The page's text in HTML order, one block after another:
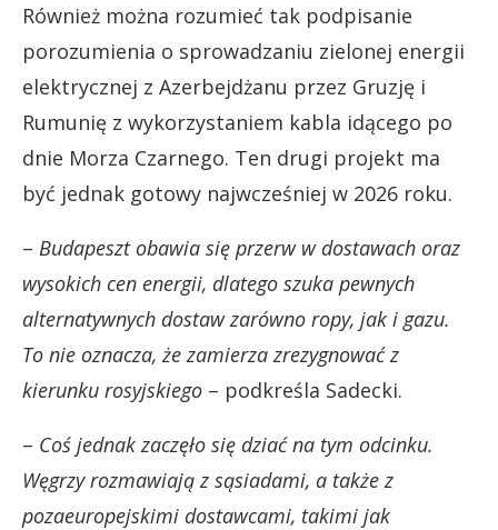
Również można rozumieć tak podpisanie
porozumienia o sprowadzaniu zielonej energii
elektrycznej z Azerbejdżanu przez Gruzję i
Rumunię z wykorzystaniem kabla idącego po
dnie Morza Czarnego. Ten drugi projekt ma
być jednak gotowy najwcześniej w 2026 roku.
– Budapeszt obawia się przerw w dostawach oraz
wysokich cen energii, dlatego szuka pewnych
alternatywnych dostaw zarówno ropy, jak i gazu.
To nie oznacza, że zamierza zrezygnować z
kierunku rosyjskiego – podkreśla Sadecki.
– Coś jednak zaczęło się dziać na tym odcinku.
Węgrzy rozmawiają z sąsiadami, a także z
pozaeuropejskimi dostawcami, takimi jak